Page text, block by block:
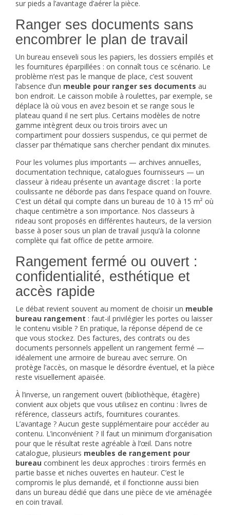
sur pieds a l’avantage d’aérer la pièce.
Ranger ses documents sans
encombrer le plan de travail
Un bureau enseveli sous les papiers, les dossiers empilés et
les fournitures éparpillées : on connaît tous ce scénario. Le
problème n’est pas le manque de place, c’est souvent
l’absence d’un meuble pour ranger ses documents au
bon endroit. Le caisson mobile à roulettes, par exemple, se
déplace là où vous en avez besoin et se range sous le
plateau quand il ne sert plus. Certains modèles de notre
gamme intègrent deux ou trois tiroirs avec un
compartiment pour dossiers suspendus, ce qui permet de
classer par thématique sans chercher pendant dix minutes.
Pour les volumes plus importants — archives annuelles,
documentation technique, catalogues fournisseurs — un
classeur à rideau présente un avantage discret : la porte
coulissante ne déborde pas dans l’espace quand on l’ouvre.
C’est un détail qui compte dans un bureau de 10 à 15 m² où
chaque centimètre a son importance. Nos classeurs à
rideau sont proposés en différentes hauteurs, de la version
basse à poser sous un plan de travail jusqu’à la colonne
complète qui fait office de petite armoire.
Rangement fermé ou ouvert :
confidentialité, esthétique et
accès rapide
Le débat revient souvent au moment de choisir un meuble
bureau rangement : faut-il privilégier les portes ou laisser
le contenu visible ? En pratique, la réponse dépend de ce
que vous stockez. Des factures, des contrats ou des
documents personnels appellent un rangement fermé —
idéalement une armoire de bureau avec serrure. On
protège l’accès, on masque le désordre éventuel, et la pièce
reste visuellement apaisée.
À l’inverse, un rangement ouvert (bibliothèque, étagère)
convient aux objets que vous utilisez en continu : livres de
référence, classeurs actifs, fournitures courantes.
L’avantage ? Aucun geste supplémentaire pour accéder au
contenu. L’inconvénient ? Il faut un minimum d’organisation
pour que le résultat reste agréable à l’œil. Dans notre
catalogue, plusieurs meubles de rangement pour
bureau combinent les deux approches : tiroirs fermés en
partie basse et niches ouvertes en hauteur. C’est le
compromis le plus demandé, et il fonctionne aussi bien
dans un bureau dédié que dans une pièce de vie aménagée
en coin travail.